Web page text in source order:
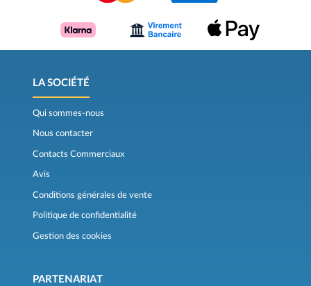
LA SOCIÉTÉ
Qui sommes-nous
Nous contacter
Contacts Commerciaux
Avis
Conditions générales de vente
Politique de confidentialité
Gestion des cookies
PARTENARIAT